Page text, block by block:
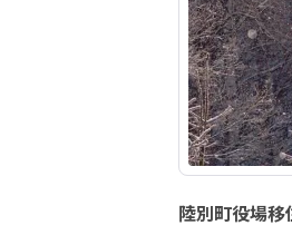
陸別町役場移